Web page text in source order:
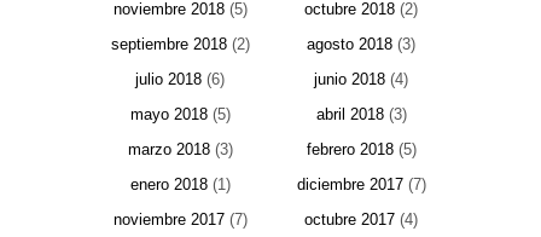
noviembre 2018(5) octubre 2018 (2)
septiembre 2018(2) agosto 2018 (3)
julio 2018 (6) junio 2018 (4)
mayo 2018(5) abril 2018(3)
marzo 2018(3) febrero 2018(5)
enero 2018(1) diciembre 2017(7)
noviembre 2017(7) octubre 2017 (4)